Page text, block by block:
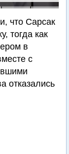
что Сарсак
тогда как
в
с
отказались